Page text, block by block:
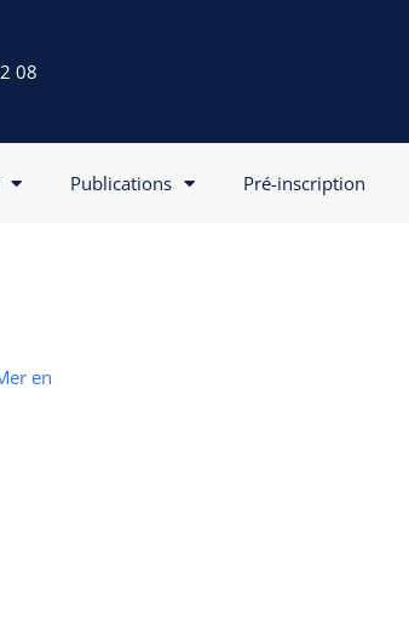
08
Publications Pré-inscription
en